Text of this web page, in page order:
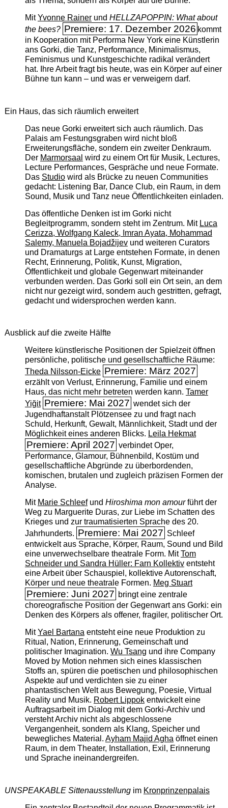
MitYvonne Rainerund HELLZAPOPPIN: What about
the bees? Premiere: 17. Dezember 2026 kommt
in Kooperation mit Performa New York eine Künstlerin
ans Gorki, die Tanz, Performance, Minimalismus,
Feminismus und Kunstgeschichte radikal verändert
hat. Ihre Arbeit fragt bis heute, was ein Körper auf einer
Bühne tun kann – und was er verweigern darf.
Ein Haus, das sich räumlich erweitert
Das neue Gorki erweitert sich auch räumlich. Das
Palais am Festungsgraben wird nicht bloß
Erweiterungsfläche, sondern ein zweiter Denkraum.
Der Marmorsaal wird zu einem Ort für Musik, Lectures,
Lecture Performances, Gespräche und neue Formate.
Das Studiowird als Brücke zu neuen Communities
gedacht: Listening Bar, Dance Club, ein Raum, in dem
Sound, Musik und Tanz neue Öffentlichkeiten einladen.
Das öffentliche Denken ist im Gorki nicht
Begleitprogramm, sondern steht im Zentrum. Mit Luca
Cerizza, Wolfgang Kaleck, Imran Ayata, Mohammad
Salemy, Manuela Bojadžijevund weiteren Curators
und Dramaturgs at Large entstehen Formate, in denen
Recht, Erinnerung, Politik, Kunst, Migration,
Öffentlichkeit und globale Gegenwart miteinander
verbunden werden. Das Gorki soll ein Ort sein, an dem
nicht nur gezeigt wird, sondern auch gestritten, gefragt,
gedacht und widersprochen werden kann.
Ausblick auf die zweite Hälfte
Weitere künstlerische Positionen der Spielzeit öffnen
persönliche, politische und gesellschaftliche Räume:
Theda Nilsson-Eicke Premiere: März 2027
erzählt von Verlust, Erinnerung, Familie und einem
Haus, das nicht mehr betreten werden kann. Tamer
Yiğit Premiere: Mai 2027 wendet sich der
Jugendhaftanstalt Plötzensee zu und fragt nach
Schuld, Herkunft, Gewalt, Männlichkeit, Stadt und der
Möglichkeit eines anderen Blicks. Leila Hekmat
Premiere: April 2027 verbindet Oper,
Performance, Glamour, Bühnenbild, Kostüm und
gesellschaftliche Abgründe zu überbordenden,
komischen, brutalen und zugleich präzisen Formen der
Analyse.
Mit Marie Schleefund Hiroshima mon amourführt der
Weg zu Marguerite Duras, zur Liebe im Schatten des
Krieges und zur traumatisierten Sprache des 20.
Jahrhunderts. Premiere: Mai 2027 Schleef
entwickelt aus Sprache, Körper, Raum, Sound und Bild
eine unverwechselbare theatrale Form. MitTom
Schneider und Sandra Hüller: Farn Kollektiventsteht
eine Arbeit über Schauspiel, kollektive Autorenschaft,
Körper und neue theatrale Formen. Meg Stuart
Premiere: Juni 2027 bringt eine zentrale
choreografische Position der Gegenwart ans Gorki: ein
Denken des Körpers als offener, fragiler, politischer Ort.
MitYael Bartanaentsteht eine neue Produktion zu
Ritual, Nation, Erinnerung, Gemeinschaft und
politischer Imagination. Wu Tsang und ihre Company
Moved by Motion nehmen sich eines klassischen
Stoffs an, spüren die poetischen und philosophischen
Aspekte auf und verdichten sie zu einer
phantastischen Welt aus Bewegung, Poesie, Virtual
Reality und Musik. Robert Lippokentwickelt eine
Auftragsarbeit im Dialog mit dem Gorki-Archiv und
versteht Archiv nicht als abgeschlossene
Vergangenheit, sondern als Klang, Speicher und
bewegliches Material. Ayham Majid Aghaöffnet einen
Raum, in dem Theater, Installation, Exil, Erinnerung
und Sprache ineinandergreifen.
UNSPEAKABLE Sittenausstellungim Kronprinzenpalais